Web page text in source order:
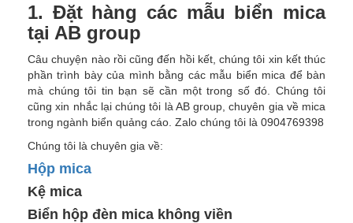
1. Đặt hàng các mẫu biển mica
tại AB group
Câu chuyện nào rồi cũng đến hồi kết, chúng tôi xin kết thúc
phần trình bày của mình bằng các mẫu biển mica để bàn
mà chúng tôi tin bạn sẽ cần một trong số đó. Chúng tôi
cũng xin nhắc lại chúng tôi là AB group, chuyên gia về mica
trong ngành biển quảng cáo. Zalo chúng tôi là 0904769398
Chúng tôi là chuyên gia về:
Hộp mica
Kệ mica
Biển hộp đèn mica không viền